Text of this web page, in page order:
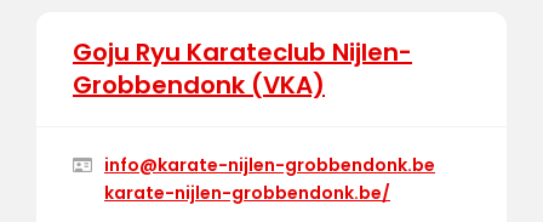
Goju Ryu Karateclub Nijlen-
Grobbendonk (VKA)
info@karate-nijlen-grobbendonk.be
karate-nijlen-grobbendonk.be/